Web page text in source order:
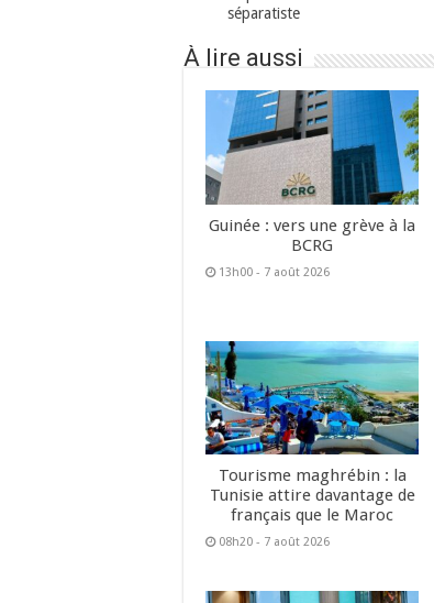
séparatiste
À lire aussi
Guinée : vers une grève à la
BCRG
13h00 - 7 août 2026
Tourisme maghrébin : la
Tunisie attire davantage de
français que le Maroc
08h20 - 7 août 2026